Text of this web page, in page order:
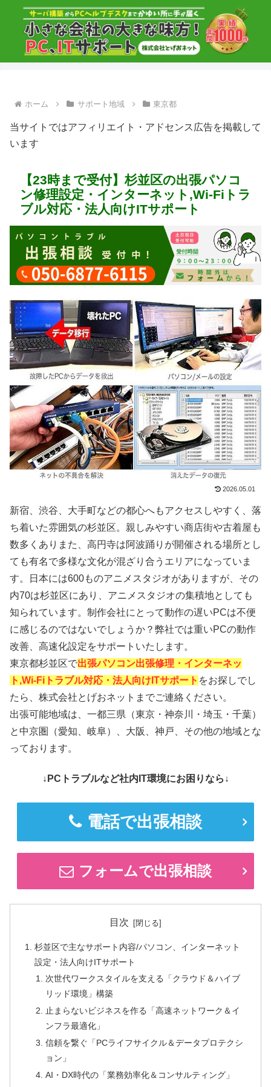
ホーム サポート地域 東京都
当サイトではアフィリエイト・アドセンス広告を掲載して
います
【23時まで受付】杉並区の出張パソコ
ン修理設定・インターネット,Wi-Fiトラ
ブル対応・法人向けITサポート
2026.05.01
新宿、渋谷、大手町などの都心へもアクセスしやすく、落
ち着いた雰囲気の杉並区。親しみやすい商店街や古着屋も
数多くありまた、高円寺は阿波踊りが開催される場所とし
ても有名で多様な文化が混ざり合うエリアになっていま
す。日本には600ものアニメスタジオがありますが、その
内70は杉並区にあり、アニメスタジオの集積地としても
知られています。制作会社にとって動作の遅いPCは不便
に感じるのではないでしょうか？弊社では重いPCの動作
改善、高速化設定をサポートいたします。
東京都杉並区で出張パソコン出張修理・インターネッ
ト,Wi-Fiトラブル対応・法人向けITサポート をお探しでし
たら、株式会社とげおネットまでご連絡ください。
出張可能地域は、一都三県（東京・神奈川・埼玉・千葉）
と中京圏（愛知、岐阜）、大阪、神戸、その他の地域とな
っております。
↓PCトラブルなど社内IT環境にお困りなら↓
電話で出張相談
フォームで出張相談
目次
杉並区で主なサポート内容/パソコン、インターネット
設定・法人向けITサポート
次世代ワークスタイルを支える「クラウド＆ハイブ
リッド環境」構築
止まらないビジネスを作る「高速ネットワーク＆イ
ンフラ最適化」
信頼を繋ぐ「PCライフサイクル＆データプロテクシ
ョン」
AI・DX時代の「業務効率化＆コンサルティング」